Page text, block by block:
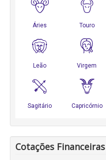
Cotações Financeiras